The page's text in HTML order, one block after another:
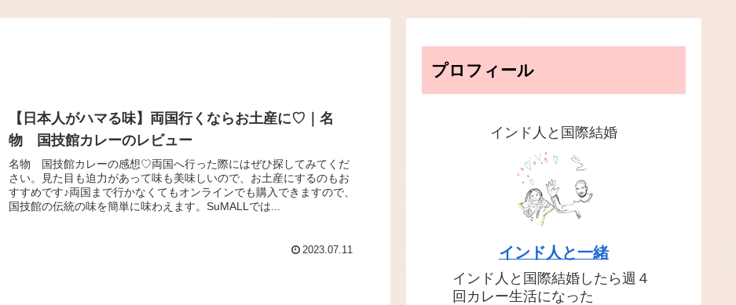
【日本人がハマる味】両国行くならお土産に♡｜名
物 国技館カレーのレビュー
名物 国技館カレーの感想♡両国へ行った際にはぜひ探してみてくだ
さい。見た目も迫力があって味も美味しいので、お土産にするのもお
すすめです♪両国まで行かなくてもオンラインでも購入できますので、
国技館の伝統の味を簡単に味わえます。SuMALLでは...
2023.07.11
プロフィール
インド人と国際結婚
インド人と一緒
インド人と国際結婚したら週４
回カレー生活になった